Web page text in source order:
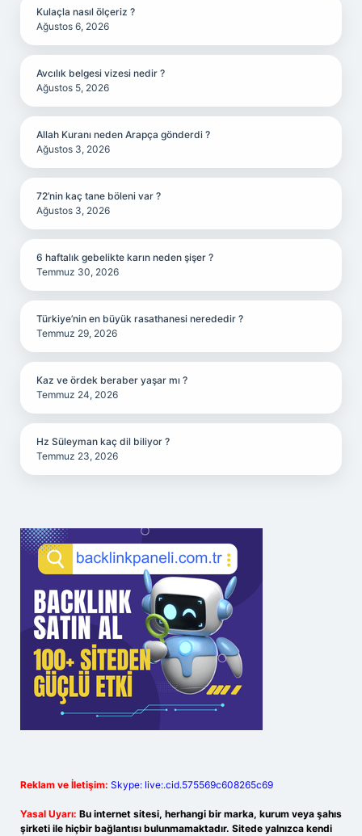
Kulaçla nasıl ölçeriz ?
Ağustos 6, 2026
Avcılık belgesi vizesi nedir ?
Ağustos 5, 2026
Allah Kuranı neden Arapça gönderdi ?
Ağustos 3, 2026
72’nin kaç tane böleni var ?
Ağustos 3, 2026
6 haftalık gebelikte karın neden şişer ?
Temmuz 30, 2026
Türkiye’nin en büyük rasathanesi nerededir ?
Temmuz 29, 2026
Kaz ve ördek beraber yaşar mı ?
Temmuz 24, 2026
Hz Süleyman kaç dil biliyor ?
Temmuz 23, 2026
Reklam ve İletişim: Skype: live:.cid.575569c608265c69
Yasal Uyarı: Bu internet sitesi, herhangi bir marka, kurum veya şahıs
şirketi ile hiçbir bağlantısı bulunmamaktadır. Sitede yalnızca kendi